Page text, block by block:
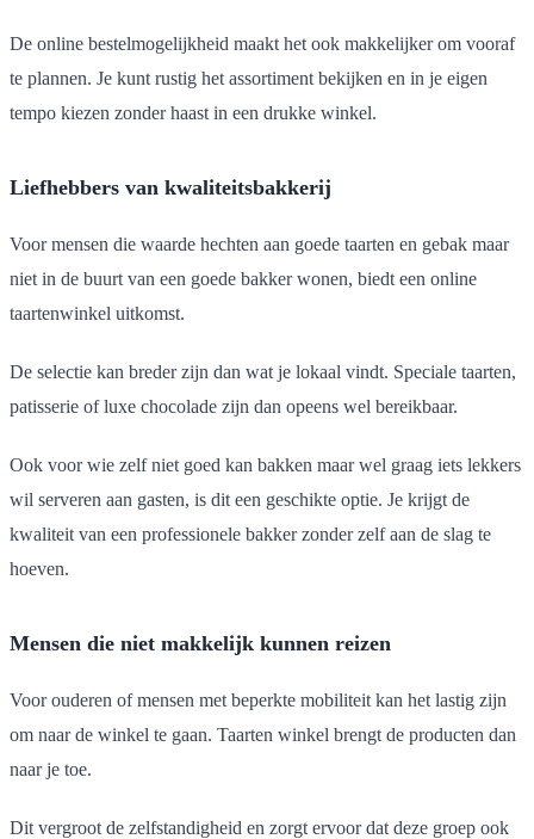
De online bestelmogelijkheid maakt het ook makkelijker om vooraf
te plannen. Je kunt rustig het assortiment bekijken en in je eigen
tempo kiezen zonder haast in een drukke winkel.
Liefhebbers van kwaliteitsbakkerij
Voor mensen die waarde hechten aan goede taarten en gebak maar
niet in de buurt van een goede bakker wonen, biedt een online
taartenwinkel uitkomst.
De selectie kan breder zijn dan wat je lokaal vindt. Speciale taarten,
patisserie of luxe chocolade zijn dan opeens wel bereikbaar.
Ook voor wie zelf niet goed kan bakken maar wel graag iets lekkers
wil serveren aan gasten, is dit een geschikte optie. Je krijgt de
kwaliteit van een professionele bakker zonder zelf aan de slag te
hoeven.
Mensen die niet makkelijk kunnen reizen
Voor ouderen of mensen met beperkte mobiliteit kan het lastig zijn
om naar de winkel te gaan. Taarten winkel brengt de producten dan
naar je toe.
Dit vergroot de zelfstandigheid en zorgt ervoor dat deze groep ook